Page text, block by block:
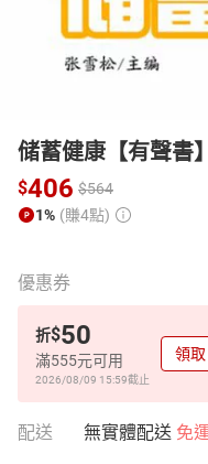
储蓄健康【有聲書】
$406 $564
1% (賺4點)
優惠券
折$50
滿555元可用
2026/08/09 15:59截止
領取
配送 無實體配送 免